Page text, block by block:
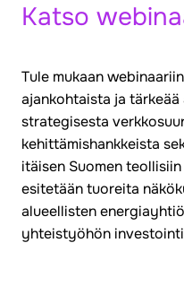
Katso
Tule mukaan
ajankohtaista ja
strategisesta
kehittämishankkeista
itäisen Suomen
esitetään tuoreita
alueellisten
yhteistyöhön